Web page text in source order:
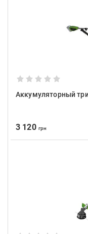
Аккумуляторный
3 120 грн